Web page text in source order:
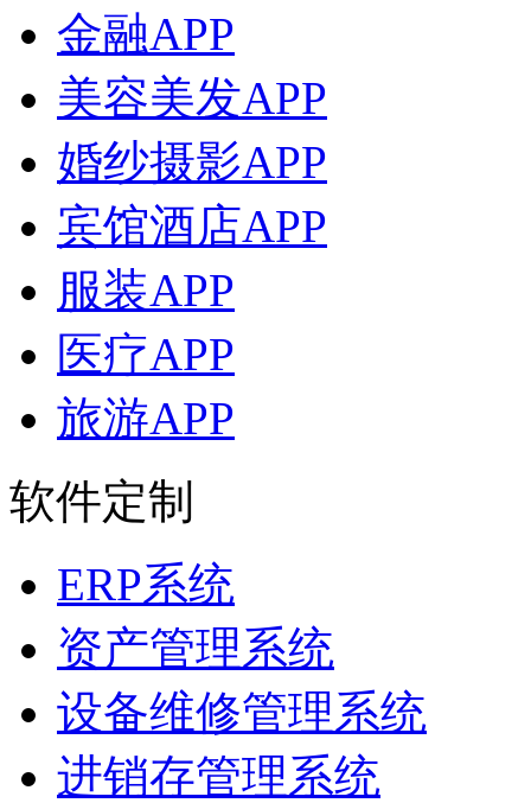
金融APP
美容美发APP
婚纱摄影APP
宾馆酒店APP
服装APP
医疗APP
旅游APP
软件定制
ERP系统
资产管理系统
设备维修管理系统
进销存管理系统